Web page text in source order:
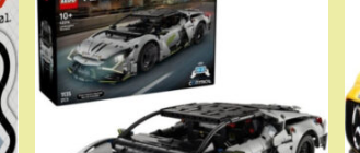
ZVEZDA
Андор
3:
Последняя
надежда
(ZV-
8942)